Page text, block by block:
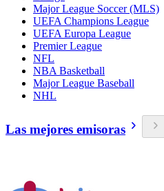
Major League Soccer (MLS)
UEFA Champions League
UEFA Europa League
Premier League
NFL
NBA Basketball
Major League Baseball
NHL
Las mejores emisoras